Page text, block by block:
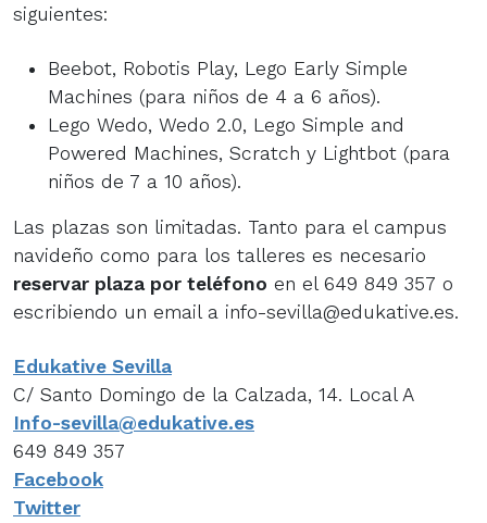
siguientes:
Beebot, Robotis Play, Lego Early Simple
Machines (para niños de 4 a 6 años).
Lego Wedo, Wedo 2.0, Lego Simple and
Powered Machines, Scratch y Lightbot (para
niños de 7 a 10 años).
Las plazas son limitadas. Tanto para el campus
navideño como para los talleres es necesario
reservar plaza por teléfono en el 649 849 357 o
escribiendo un email a info-sevilla@edukative.es.
Edukative Sevilla
C/ Santo Domingo de la Calzada, 14. Local A
Info-sevilla@edukative.es
649 849 357
Facebook
Twitter